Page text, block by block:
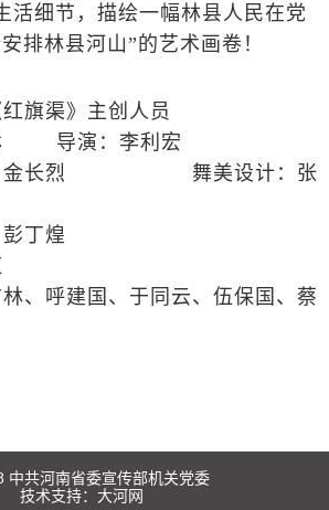
活细节，描绘一幅林县人民在党
排林县河山”的艺术画卷！
渠》主创人员
导演：李利宏
金长烈 舞美设计：张
丁煌
呼建国、于同云、伍保国、蔡
中共河南省委宣传部机关党委
技术支持： 大河网